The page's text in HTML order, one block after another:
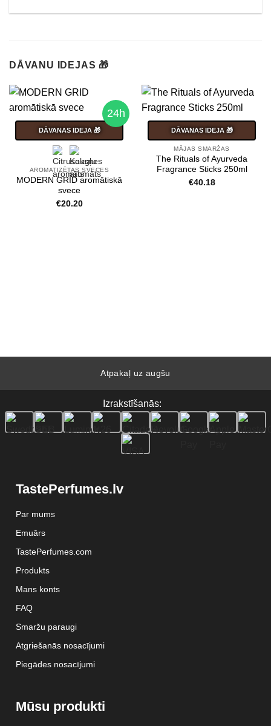
DĀVANU IDEJAS 🎁
24h
DĀVANAS IDEJA 🎁
AROMATIZĒTAS SVECES
MODERN GRID aromātiskā
svece
€20.20
DĀVANAS IDEJA 🎁
MĀJAS SMARŽAS
The Rituals of Ayurveda
Fragrance Sticks 250ml
€40.18
Atpakaļ uz augšu
Izrakstīšanās:
TastePerfumes.lv
Par mums
Emuārs
TastePerfumes.com
Produkts
Mans konts
FAQ
Smaržu paraugi
Atgriešanās nosacījumi
Piegādes nosacījumi
Mūsu produkti